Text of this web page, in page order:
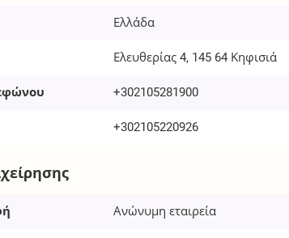
Ελλάδα
Ελευθερίας 4, 145 64 Κηφισιά
+302105281900
+302105220926
Ανώνυμη εταιρεία